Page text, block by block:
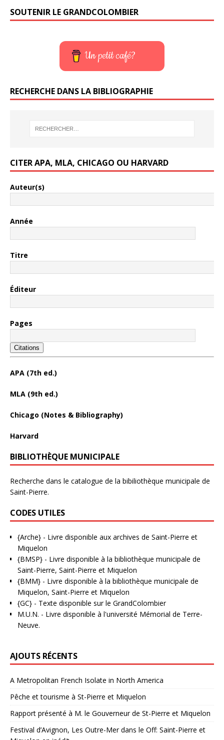
SOUTENIR LE GRANDCOLOMBIER
Un petit café?
RECHERCHE DANS LA BIBLIOGRAPHIE
CITER APA, MLA, CHICAGO OU HARVARD
Auteur(s)
Année
Titre
Éditeur
Pages
Citations
APA (7th ed.)
MLA (9th ed.)
Chicago (Notes & Bibliography)
Harvard
BIBLIOTHÈQUE MUNICIPALE
Recherche dans le catalogue de la bibiliothèque municipale de
Saint-Pierre.
CODES UTILES
{Arche} - Livre disponible aux archives de Saint-Pierre et
Miquelon
{BMSP} - Livre disponible à la bibliothèque municipale de
Saint-Pierre, Saint-Pierre et Miquelon
{BMM} - Livre disponible à la bibliothèque municipale de
Miquelon, Saint-Pierre et Miquelon
{GC} - Texte disponible sur le GrandColombier
M.U.N. - Livre disponible à l'université Mémorial de Terre-
Neuve.
AJOUTS RÉCENTS
A Metropolitan French Isolate in North America
Pêche et tourisme à St-Pierre et Miquelon
Rapport présenté à M. le Gouverneur de St-Pierre et Miquelon
Festival d’Avignon, Les Outre-Mer dans le Off: Saint-Pierre et